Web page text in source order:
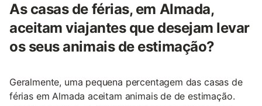
As casas de férias, em Almada,
aceitam viajantes que desejam levar
os seus animais de estimação?
Geralmente, uma pequena percentagem das casas de
férias em Almada aceitam animais de de estimação.